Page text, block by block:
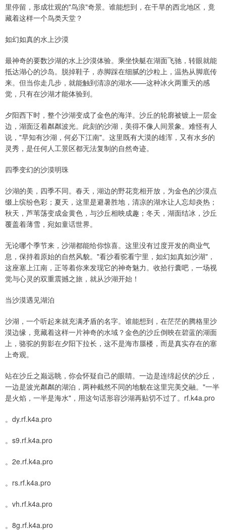
里停留，形成壮观的"鸟浪"奇景。谁能想到，在干旱的西北地区，竟
藏着这样一个鸟类天堂？
如幻如真的水上沙漠
最神奇的要数沙湖的水上沙漠体验。乘坐快艇在湖面飞驰，转眼就能
抵达湖心的沙岛。脱掉鞋子，赤脚踩在细腻的沙粒上，温热从脚底传
来。但当你走几步，就能触到清凉的湖水——这种冰火两重天的感
觉，只有在沙湖才能体验到。
夕阳西下时，整个沙湖变成了金色的海洋。沙丘的轮廓被镀上一层金
边，湖面泛着粼粼波光。此刻的沙湖，美得不像人间景象。难怪有人
说，"早知有沙湖，何必下江南"。这里既有大漠的雄浑，又有水乡的
灵秀，是任何人工景区都无法复制的自然奇迹。
四季变幻的沙漠明珠
沙湖的美，四季不同。春天，湖边的野花竞相开放，为金色的沙漠点
缀上缤纷色彩；夏天，这里是避暑胜地，清凉的湖水让人忘却炎热；
秋天，芦苇荡变成金黄色，与沙丘相映成趣；冬天，湖面结冰，沙丘
覆盖着薄雪，宛如童话世界。
无论哪个季节来，沙湖都能给你惊喜。这里没有过度开发的商业气
息，保持着原始的自然风貌。"看沙看驼看宁里，如幻如真如沙湖"，
这座塞上江南，正等着你来发现它的神奇魅力。收拾行囊吧，一场视
觉与心灵的双重震撼之旅，就从沙湖开始！
当沙漠遇见湖泊
沙湖，一个听起来就充满矛盾的名字。谁能想到，在茫茫的腾格里沙
漠边缘，竟藏着这样一片神奇的水域？金色的沙丘倒映在碧蓝的湖面
上，骆驼的剪影在夕阳下拉长，这不是海市蜃楼，而是真实存在的塞
上奇观。
站在沙丘之巅远眺，你会怀疑自己的眼睛。一边是连绵起伏的沙丘，
一边是波光粼粼的湖泊，两种截然不同的地貌在这里完美交融。"一半
是火焰，一半是海水"，用这句话形容沙湖再贴切不过了。rf.k4a.pro
。dy.rf.k4a.pro
。s9.rf.k4a.pro
。2e.rf.k4a.pro
。rs.rf.k4a.pro
。vh.rf.k4a.pro
。8g.rf.k4a.pro